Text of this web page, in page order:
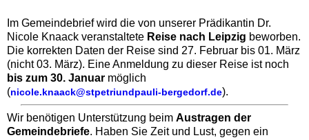
Im Gemeindebrief wird die von unserer Prädikantin Dr.
Nicole Knaack veranstaltete Reise nach Leipzig beworben.
Die korrekten Daten der Reise sind 27. Februar bis 01. März
(nicht 03. März). Eine Anmeldung zu dieser Reise ist noch
bis zum 30. Januar möglich
(nicole.knaack@stpetriundpauli-bergedorf.de).
Wir benötigen Unterstützung beim Austragen der
Gemeindebriefe. Haben Sie Zeit und Lust, gegen ein